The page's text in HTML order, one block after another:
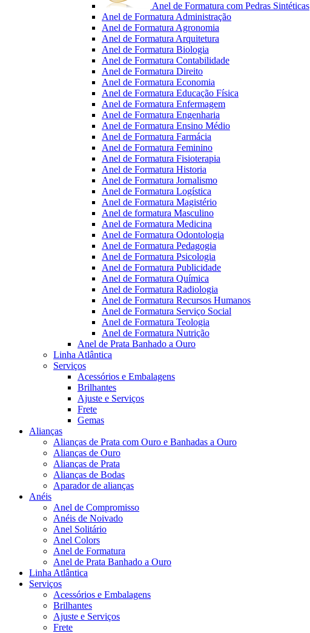
Anel de Formatura com Pedras Sintéticas
Anel de Formatura Administração
Anel de Formatura Agronomia
Anel de Formatura Arquitetura
Anel de Formatura Biologia
Anel de Formatura Contabilidade
Anel de Formatura Direito
Anel de Formatura Economia
Anel de Formatura Educação Física
Anel de Formatura Enfermagem
Anel de Formatura Engenharia
Anel de Formatura Ensino Médio
Anel de Formatura Farmácia
Anel de Formatura Feminino
Anel de Formatura Fisioterapia
Anel de Formatura Historia
Anel de Formatura Jornalismo
Anel de Formatura Logística
Anel de Formatura Magistério
Anel de formatura Masculino
Anel de Formatura Medicina
Anel de Formatura Odontologia
Anel de Formatura Pedagogia
Anel de Formatura Psicologia
Anel de Formatura Publicidade
Anel de Formatura Química
Anel de Formatura Radiologia
Anel de Formatura Recursos Humanos
Anel de Formatura Serviço Social
Anel de Formatura Teologia
Anel de Formatura Nutrição
Anel de Prata Banhado a Ouro
Linha Atlântica
Serviços
Acessórios e Embalagens
Brilhantes
Ajuste e Serviços
Frete
Gemas
Alianças
Alianças de Prata com Ouro e Banhadas a Ouro
Alianças de Ouro
Alianças de Prata
Alianças de Bodas
Aparador de alianças
Anéis
Anel de Compromisso
Anéis de Noivado
Anel Solitário
Anel Colors
Anel de Formatura
Anel de Prata Banhado a Ouro
Linha Atlântica
Serviços
Acessórios e Embalagens
Brilhantes
Ajuste e Serviços
Frete